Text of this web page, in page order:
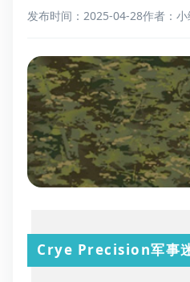
发布时间：2025-04-28作者：小
Crye Precision军事